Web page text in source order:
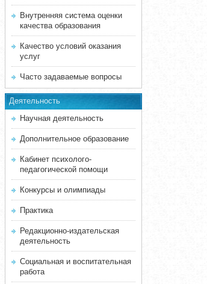
Внутренняя система оценки
качества образования
Качество условий оказания
услуг
Часто задаваемые вопросы
Деятельность
Научная деятельность
Дополнительное образование
Кабинет психолого-
педагогической помощи
Конкурсы и олимпиады
Практика
Редакционно-издательская
деятельность
Социальная и воспитательная
работа